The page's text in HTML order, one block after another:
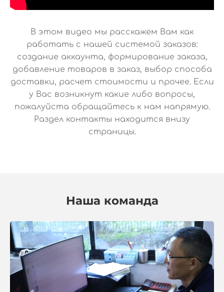
В этом видео мы расскажем Вам как
работать с нашей системой заказов:
создание аккаунта, формирование заказа,
добавление товаров в заказ, выбор способа
доставки, расчет стоимости и прочее. Если
у Вас возникнут какие либо вопросы,
пожалуйста обращайтесь к нам напрямую.
Раздел контакты находится внизу
страницы.
Наша команда